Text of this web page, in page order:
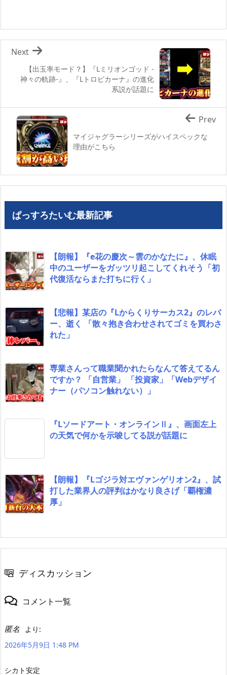
【出玉率モード？】『Lミリオンゴッド -
神々の軌跡-』、『Lトロピカーナ』の進化
系説が話題に
Next
マイジャグラーシリーズがハイスペックな
理由がこちら
Prev
ぱっすろたいむ最新記事
【朗報】『e花の慶次～雲のかなたに』、休眠
中のユーザーをガッツリ起こしてくれそう「初
代復活ならまた打ちに行く」
【悲報】某店の『Lからくりサーカス2』のレバ
ー、逝く 「散々抱き合わせされてゴミを買わさ
れた」
専業さんって職業聞かれたらなんて答えてるん
ですか？ 「自営業」 「投資家」「Webデザイ
ナー（パソコン触れない）」
『Lソードアート・オンラインⅡ』、画面左上
の天気で何かを示唆してる説が話題に
【朗報】『Lゴジラ対エヴァンゲリオン2』、試
打した業界人の評判はかなり良さげ「覇権濃
厚」
ディスカッション
コメント一覧
匿名 より:
2026年5月9日 1:48 PM
シカト安定